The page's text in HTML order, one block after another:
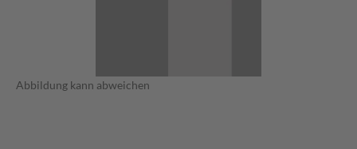
Abbildung kann abweichen